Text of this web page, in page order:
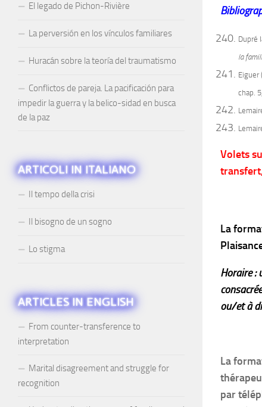
Dupré
la
Eiguer
chap.
Volets
La
Horaire :
ou/et à
La
par
El legado de Pichon-Rivière
La perversión en los vínculos familiares
Huracán sobre la teoría del traumatismo
Conflictos de pareja. La pacificación para
impedir la guerra y la belico-sidad en busca
de la paz
ARTICOLI IN ITALIANO
Il tempo della crisi
Il bisogno de un sogno
Lo stigma
ARTICLES IN ENGLISH
From counter-transference to
interpretation
Marital disagreement and struggle for
recognition